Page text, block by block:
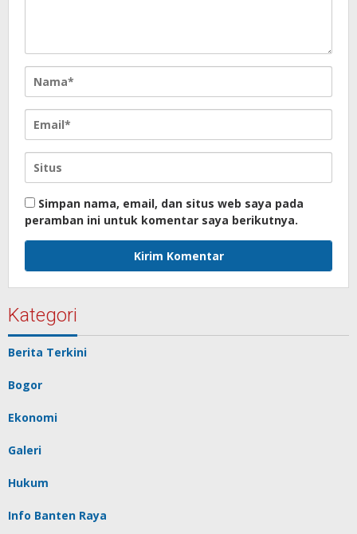
Simpan nama, email, dan situs web saya pada
peramban ini untuk komentar saya berikutnya.
Kategori
Berita Terkini
Bogor
Ekonomi
Galeri
Hukum
Info Banten Raya